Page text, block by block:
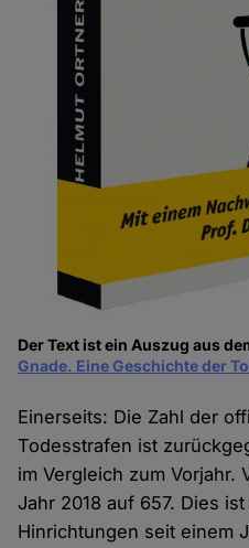
Der Text ist ein Auszug aus
Gnade. Eine Geschichte der
Einerseits: Die Zahl der
Todesstrafen ist
im Vergleich zum Vorjahr.
Jahr 2018 auf 657. Dies
Hinrichtungen seit einem